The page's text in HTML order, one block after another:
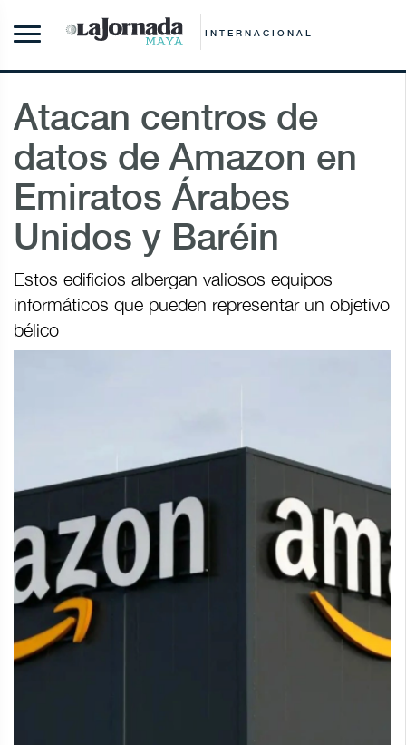
INTERNACIONAL
Atacan centros de
datos de Amazon en
Emiratos Árabes
Unidos y Baréin
Estos edificios albergan valiosos equipos
informáticos que pueden representar un objetivo
bélico